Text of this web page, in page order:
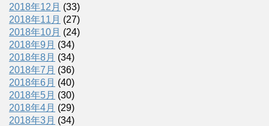
2018年12月 (33)
2018年11月 (27)
2018年10月 (24)
2018年9月 (34)
2018年8月 (34)
2018年7月 (36)
2018年6月 (40)
2018年5月 (30)
2018年4月 (29)
2018年3月 (34)